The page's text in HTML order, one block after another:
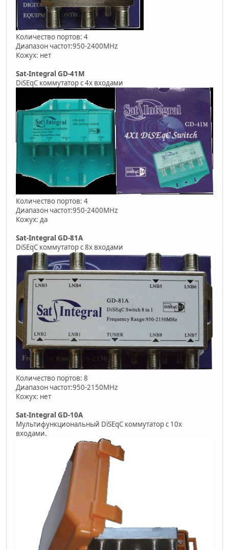
Количество портов: 4
Диапазон частот:950-2400MHz
Кожух: нет
Sat-Integral GD-41M
DiSEqC коммутатор с 4х входами
Количество портов: 4
Диапазон частот:950-2400MHz
Кожух: да
Sat-Integral GD-81A
DiSEqC коммутатор с 8х входами
Количество портов: 8
Диапазон частот:950-2150MHz
Кожух: нет
Sat-Integral GD-10A
Мультифункциональный DiSEqC коммутатор с 10х
входами.